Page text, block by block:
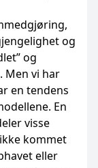
og
og
Men vi har
en tendens
En
visse
kommet
eller